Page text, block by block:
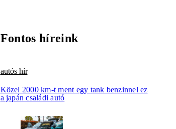
Fontos híreink
autós hír
Közel 2000 km-t ment egy tank benzinnel ez
a japán családi autó